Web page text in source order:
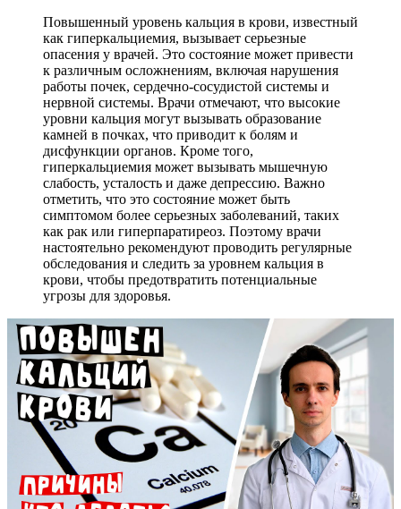
Повышенный уровень кальция в крови, известный
как гиперкальциемия, вызывает серьезные
опасения у врачей. Это состояние может привести
к различным осложнениям, включая нарушения
работы почек, сердечно-сосудистой системы и
нервной системы. Врачи отмечают, что высокие
уровни кальция могут вызывать образование
камней в почках, что приводит к болям и
дисфункции органов. Кроме того,
гиперкальциемия может вызывать мышечную
слабость, усталость и даже депрессию. Важно
отметить, что это состояние может быть
симптомом более серьезных заболеваний, таких
как рак или гиперпаратиреоз. Поэтому врачи
настоятельно рекомендуют проводить регулярные
обследования и следить за уровнем кальция в
крови, чтобы предотвратить потенциальные
угрозы для здоровья.